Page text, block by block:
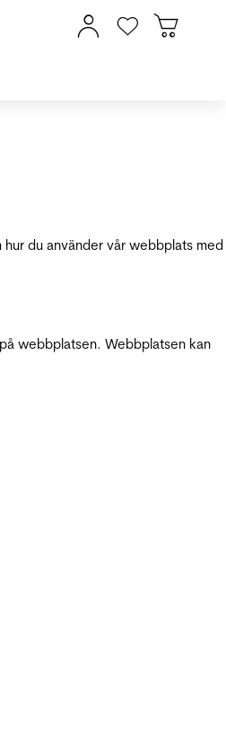
du använder vår webbplats med
webbplatsen. Webbplatsen kan